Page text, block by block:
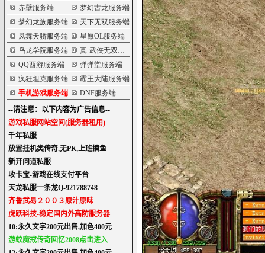
赤壁服务端
梦幻古龙服务端
梦幻龙族服务端
天下无双服务端
凤舞天骄服务端
星愿OL服务端
乌龙学院服务端
真·武侠无双服务端
QQ西游服务端
弹弹堂服务端
疯狂坦克服务端
霸王大陆服务端
手机游戏服务端
DNF服务端